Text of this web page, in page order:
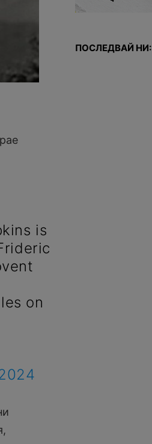
is
on
ПОСЛЕДВАЙ НИ: